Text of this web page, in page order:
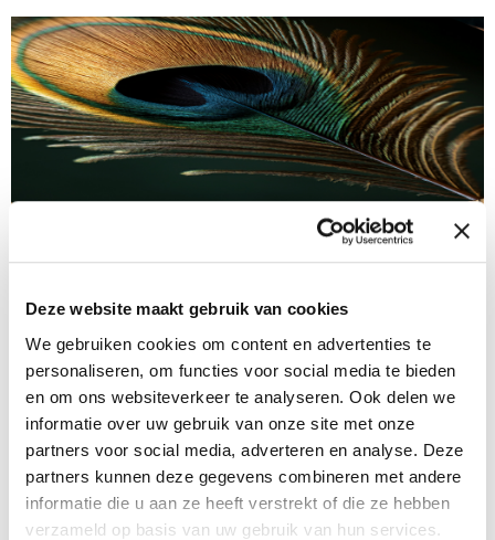
Deze website maakt gebruik van cookies
We gebruiken cookies om content en advertenties te
personaliseren, om functies voor social media te bieden
en om ons websiteverkeer te analyseren. Ook delen we
informatie over uw gebruik van onze site met onze
partners voor social media, adverteren en analyse. Deze
partners kunnen deze gegevens combineren met andere
informatie die u aan ze heeft verstrekt of die ze hebben
verzameld op basis van uw gebruik van hun services.
Re-board bedrukken